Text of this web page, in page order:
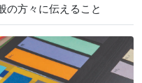
の方々に伝えること